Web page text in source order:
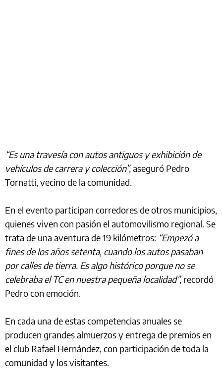
“Es una travesía con autos antiguos y exhibición de
vehículos de carrera y colección”,aseguró Pedro
Tornatti, vecino de la comunidad.
En el evento participan corredores de otros municipios,
quienes viven con pasión el automovilismo regional. Se
trata de una aventura de 19 kilómetros: “Empezó a
fines de los años setenta, cuando los autos pasaban
por calles de tierra. Es algo histórico porque no se
celebraba el TC en nuestra pequeña localidad”, recordó
Pedro con emoción.
En cada una de estas competencias anuales se
producen grandes almuerzos y entrega de premios en
el club Rafael Hernández, con participación de toda la
comunidad y los visitantes.